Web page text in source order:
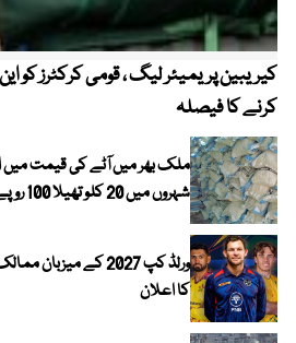
کرنے کا فیصلہ
ملک بھر میں آٹے کی قیمت
شہروں میں 20 کلو تھیلا 100 روپے تک مہنگا
ورلڈ کپ 2027 کے
کا اعلان